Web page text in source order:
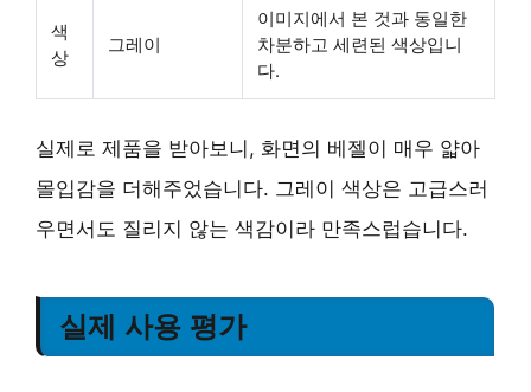
색
상
그레이
이미지에서 본 것과 동일한
차분하고 세련된 색상입니
다.
실제로 제품을 받아보니, 화면의 베젤이 매우 얇아
몰입감을 더해주었습니다. 그레이 색상은 고급스러
우면서도 질리지 않는 색감이라 만족스럽습니다.
실제 사용 평가